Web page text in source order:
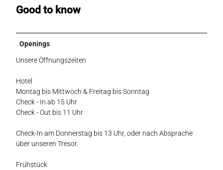
Good to know
Openings
Unsere Öffnungszeiten
Hotel
Montag bis Mittwoch & Freitag bis Sonntag
Check - In ab 15 Uhr
Check - Out bis 11 Uhr
Check-In am Donnerstag bis 13 Uhr, oder nach Absprache
über unseren Tresor.
Frühstück